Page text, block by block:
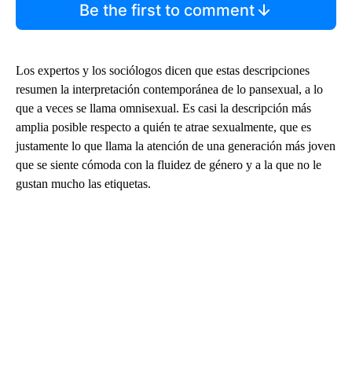
Be the first to comment
Los expertos y los sociólogos dicen que estas descripciones
resumen la interpretación contemporánea de lo pansexual, a lo
que a veces se llama omnisexual. Es casi la descripción más
amplia posible respecto a quién te atrae sexualmente, que es
justamente lo que llama la atención de una generación más joven
que se siente cómoda con la fluidez de género y a la que no le
gustan mucho las etiquetas.